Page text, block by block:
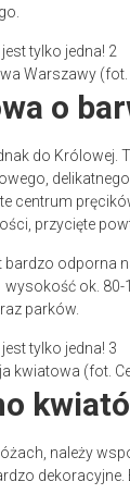
Warszawy (fot.
o
do Królowej.
centrum
przycięte
bardzo odporna
ok. 80-
parków.
kwiatowa (fot.
należy